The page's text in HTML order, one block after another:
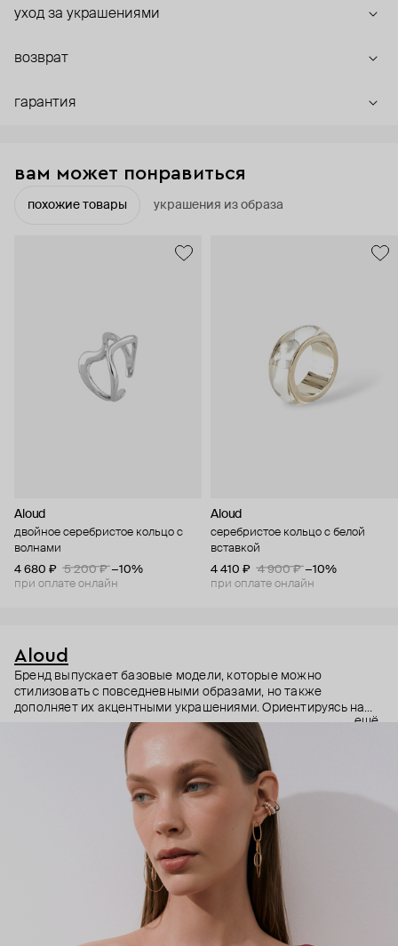
уход за украшениями
возврат
гарантия
вам может понравиться
похожие товары украшения из образа
Aloud
двойное серебристое кольцо с
волнами
4 680 ₽
5 200 ₽ −10%
при оплате онлайн
Aloud
серебристое кольцо с белой
вставкой
4 410 ₽
4 900 ₽ −10%
при оплате онлайн
Aloud
Бренд выпускает базовые модели, которые можно
стилизовать с повседневными образами, но также
дополняет их акцентными украшениями. Ориентируясь на
долгосрочные тренды, вдохновляясь культурой, искусством и
людьми, Aloud показывает коллекции несколько раз в год. А
в названии бренда зашифрован призыв слушать внутренний
голос и транслировать его через украшения.
ещё